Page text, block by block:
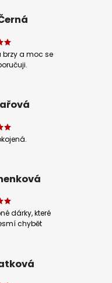
brzy a moc se
dárky, které
chybět